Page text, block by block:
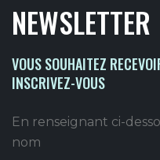
NEWSLETTER
VOUS SOUHAITEZ
INSCRIVEZ-VOUS
En renseignant ci-
nom